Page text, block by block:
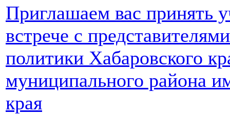
Приглашаем вас принять
встрече с
политики Хабаровского
муниципального района
края